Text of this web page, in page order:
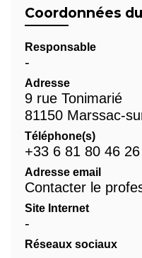
Coordonnées
Responsable
-
Adresse
9 rue Tonimarié
81150 Marssac-
Téléphone(s)
+33 6 81 80 46 26
Adresse email
Contacter le
Site Internet
-
Réseaux sociaux